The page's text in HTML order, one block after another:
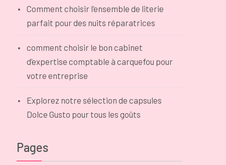
Comment choisir l’ensemble de literie
parfait pour des nuits réparatrices
comment choisir le bon cabinet
d’expertise comptable à carquefou pour
votre entreprise
Explorez notre sélection de capsules
Dolce Gusto pour tous les goûts
Pages